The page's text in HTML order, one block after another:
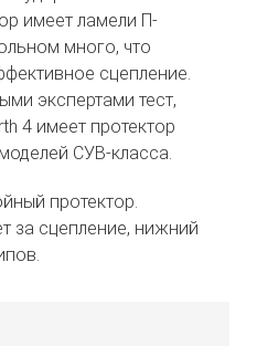
имеет ламели П-
много, что
сцепление.
экспертами тест,
4 имеет протектор
СУВ-класса.
протектор.
за сцепление, нижний